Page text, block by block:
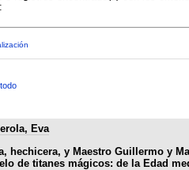
Eva
hechicera, y Maestro Guillermo y
de titanes mágicos: de la Edad